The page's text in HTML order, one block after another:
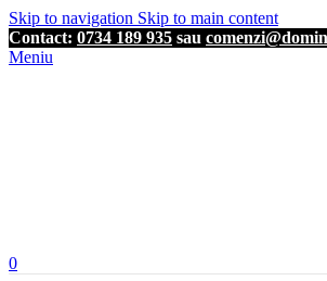
Skip to navigation Skip to main content
Contact: 0734 189 935 sau
Meniu
0